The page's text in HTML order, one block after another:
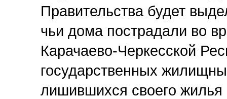
Правительства будет
чьи дома пострадали во
Карачаево-Черкесской
государственных
лишившихся своего жилья